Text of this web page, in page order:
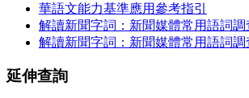
華語文能力基準應用參考指引
解讀新聞字詞：新聞媒體常用語詞調
解讀新聞字詞：新聞媒體常用語詞調
延伸查詢